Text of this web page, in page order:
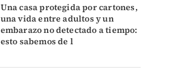
Una casa protegida por cartones,
una vida entre adultos y un
embarazo no detectado a tiempo:
esto sabemos de l